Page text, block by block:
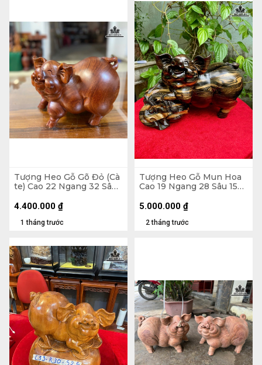
Tượng Heo Gỗ Gõ Đỏ (Cà
te) Cao 22 Ngang 32 Sâu
1 tháng trước
4.400.000 ₫
Tượng Heo Gỗ Mun Hoa
Cao 19 Ngang 28 Sâu 15
2 tháng trước
5.000.000 ₫